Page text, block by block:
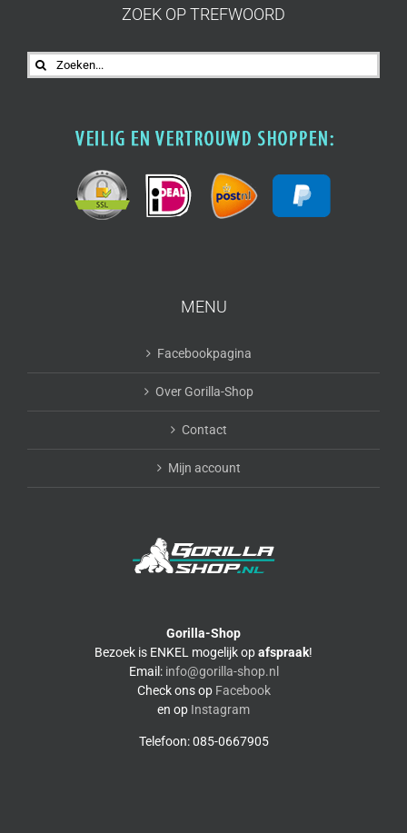
ZOEK OP TREFWOORD
Zoeken
naar:
MENU
Facebookpagina
Over Gorilla-Shop
Contact
Mijn account
Gorilla-Shop
Bezoek is ENKEL mogelijk opafspraak!
Email: info@gorilla-shop.nl
Check ons op Facebook
en op Instagram
Telefoon: 085-0667905